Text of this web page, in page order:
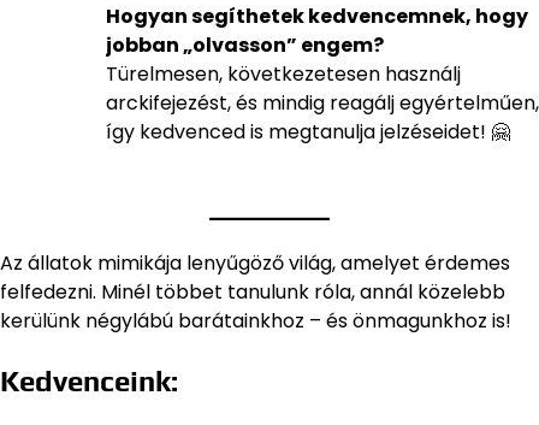
Hogyan segíthetek kedvencemnek, hogy
jobban „olvasson” engem?
Türelmesen, következetesen használj
arckifejezést, és mindig reagálj egyértelműen,
így kedvenced is megtanulja jelzéseidet! 🤗
Az állatok mimikája lenyűgöző világ, amelyet érdemes
felfedezni. Minél többet tanulunk róla, annál közelebb
kerülünk négylábú barátainkhoz – és önmagunkhoz is!
Kedvenceink: